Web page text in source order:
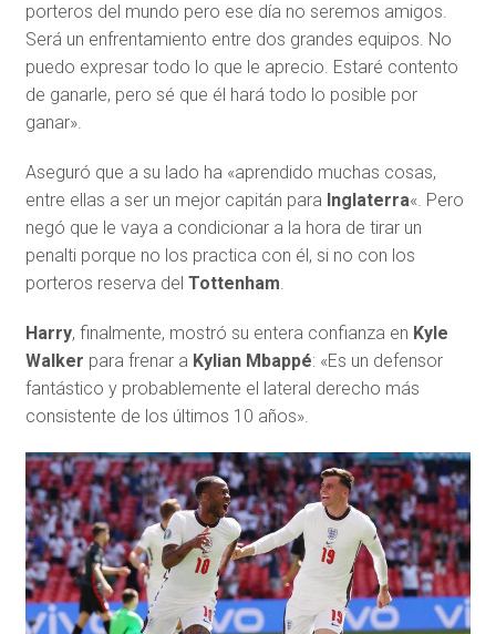
porteros del mundo pero ese día no seremos amigos.
Será un enfrentamiento entre dos grandes equipos. No
puedo expresar todo lo que le aprecio. Estaré contento
de ganarle, pero sé que él hará todo lo posible por
ganar».
Aseguró que a su lado ha «aprendido muchas cosas,
entre ellas a ser un mejor capitán para Inglaterra«. Pero
negó que le vaya a condicionar a la hora de tirar un
penalti porque no los practica con él, si no con los
porteros reserva del Tottenham.
Harry, finalmente, mostró su entera confianza en Kyle
Walker para frenar a Kylian Mbappé: «Es un defensor
fantástico y probablemente el lateral derecho más
consistente de los últimos 10 años».